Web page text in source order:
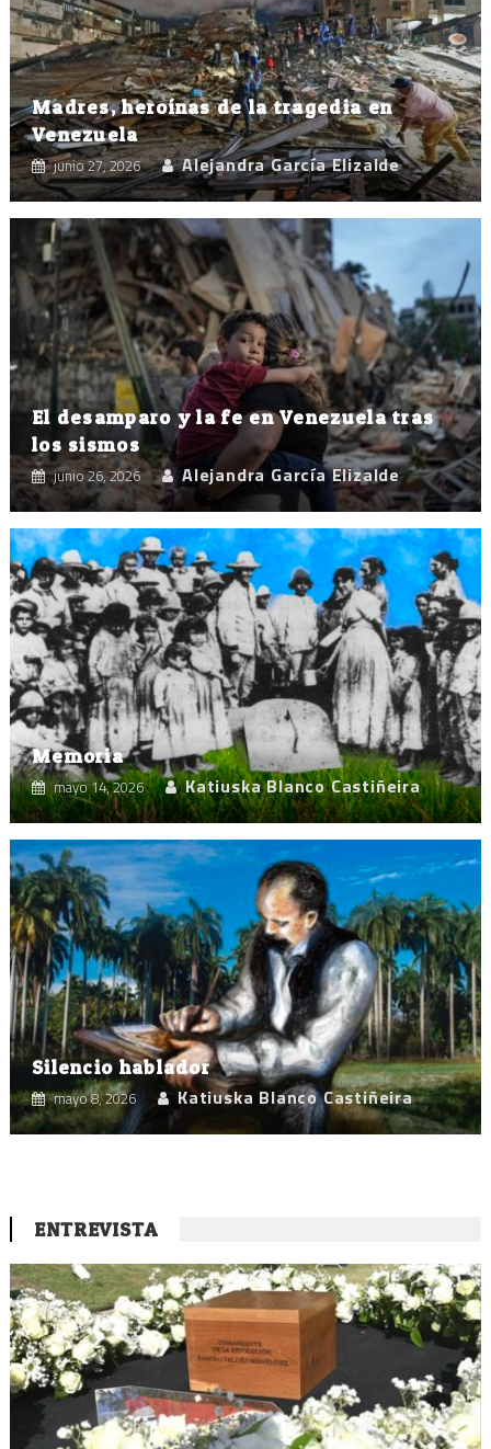
Madres, heroínas de la tragedia en
Venezuela
junio 27, 2026 Alejandra García Elizalde
El desamparo y la fe en Venezuela tras
los sismos
junio 26, 2026 Alejandra García Elizalde
Memoria
mayo 14, 2026 Katiuska Blanco Castiñeira
Silencio hablador
mayo 8, 2026 Katiuska Blanco Castiñeira
ENTREVISTA